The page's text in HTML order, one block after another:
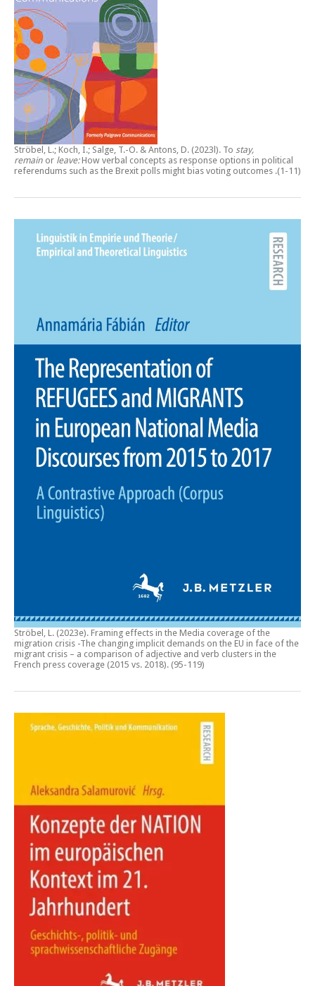
Ströbel, L.; Koch, I.; Salge, T.-O. & Antons, D. (2023l). To stay,
remain or leave:How verbal concepts as response options in political
referendums such as the Brexit polls might bias voting outcomes .(1-11)
Ströbel, L. (2023e). Framing effects in the Media coverage of the
migration crisis -The changing implicit demands on the EU in face of the
migrant crisis – a comparison of adjective and verb clusters in the
French press coverage (2015 vs. 2018). (95-119)